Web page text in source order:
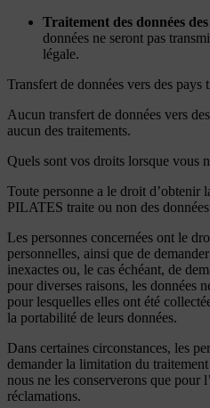
Traitement des données
données ne seront pas
légale.
Transfert de données vers des pays
Aucun transfert de données vers
aucun des traitements.
Quels sont vos droits lorsque vous
Toute personne a le droit
PILATES traite ou non des
Les personnes concernées ont le
personnelles, ainsi que de
inexactes ou, le cas échéant, de
pour diverses raisons, les données
pour lesquelles elles ont été
la portabilité de leurs données.
Dans certaines circonstances, les
demander la limitation du
nous ne les conserverons que pour
réclamations.